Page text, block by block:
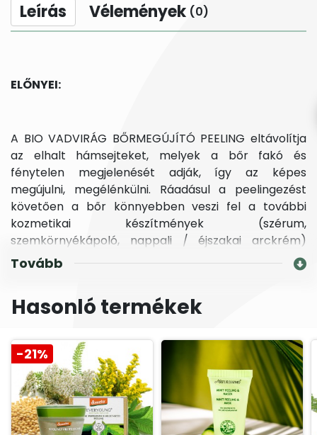
Leírás Vélemények (0)
ELŐNYEI:
A BIO VADVIRÁG BŐRMEGÚJÍTÓ PEELING eltávolítja
az elhalt hámsejteket, melyek a bőr fakó és
fénytelen megjelenését adják, így az képes
megújulni, megélénkülni. Ráadásul a peelingezést
követően a bőr könnyebben veszi fel a további
kozmetikai készítmények (szérum,
szemkörnyékápoló, nappali / éjszakai arckrém)
hatóanyagait. Alkalmazásával csökken a tág
pórusok láthatósága; puhább, kellemesebb
feledd, ha elejét veszed a felhám fokozott
megjelenése visszább szorítható! A vízhiányos, ún.
száraz és a szeborreás bőr kíméletes bőrmegújító,
bőrszépítő peelingje. Alkalmazása a rejuvenáló -
bőrfeszesítő arcápoláshoz ajánlott a 30+ és az 55+
korosztály számára. Mesterséges szín- és
illatanyagok, valamint S.L.S. felületaktív anyagok
Tovább
Hasonló termékek
-21%